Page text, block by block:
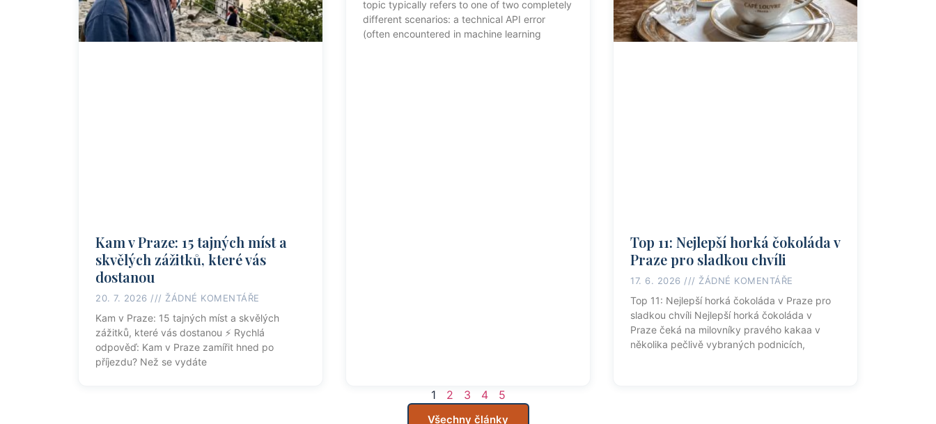
Kam v Praze: 15 tajných míst a
skvělých zážitků, které vás
dostanou
20. 7. 2026 ŽÁDNÉ KOMENTÁŘE
Kam v Praze: 15 tajných míst a skvělých
zážitků, které vás dostanou ⚡ Rychlá
odpověď: Kam v Praze zamířit hned po
příjezdu? Než se vydáte
topic typically refers to one of two completely
different scenarios: a technical API error
(often encountered in machine learning
Top 11: Nejlepší horká čokoláda v
Praze pro sladkou chvíli
17. 6. 2026 ŽÁDNÉ KOMENTÁŘE
Top 11: Nejlepší horká čokoláda v Praze pro
sladkou chvíli Nejlepší horká čokoláda v
Praze čeká na milovníky pravého kakaa v
několika pečlivě vybraných podnicích,
1 2 3 4 5
Všechny články